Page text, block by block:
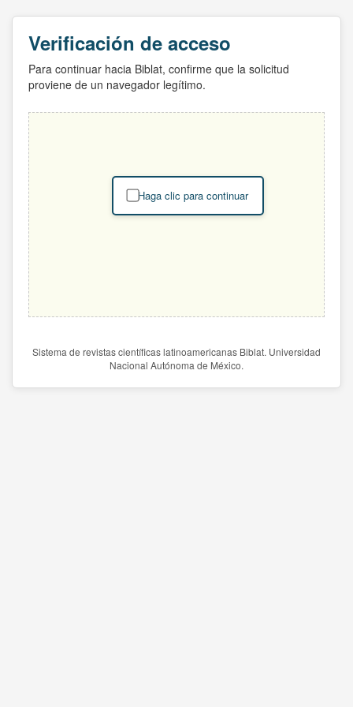
Verificación de acceso
Para continuar hacia Biblat, confirme que la solicitud
proviene de un navegador legítimo.
Haga clic para continuar
Sistema de revistas científicas latinoamericanas Biblat. Universidad
Nacional Autónoma de México.